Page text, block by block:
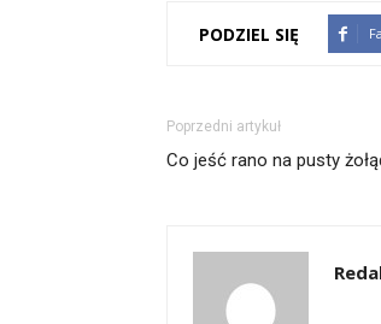
PODZIEL SIĘ
Poprzedni artykuł
Co jeść rano na pusty